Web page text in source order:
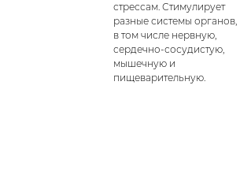
стрессам. Стимулирует
разные системы органов,
в том числе нервную,
сердечно-сосудистую,
мышечную и
пищеварительную.